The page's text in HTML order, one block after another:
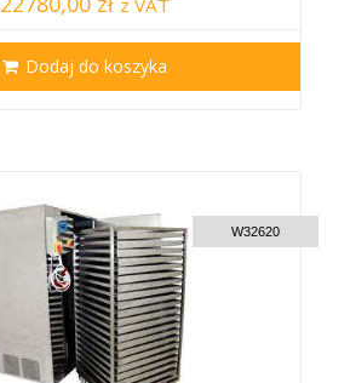
Dodaj do koszyka
W32620